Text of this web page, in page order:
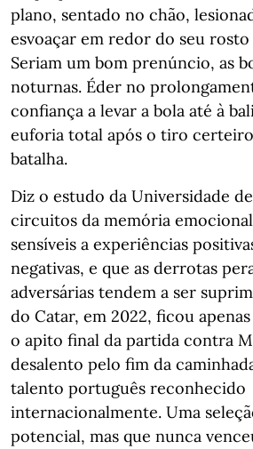
plano, sentado no chão,
esvoaçar em redor do seu
Seriam um bom prenúncio, as
noturnas. Éder no
confiança a levar a bola até à
euforia total após o tiro
batalha.
Diz o estudo da Universidade
circuitos da memória
sensíveis a experiências
negativas, e que as derrotas
adversárias tendem a ser
do Catar, em 2022, ficou
o apito final da partida contra
desalento pelo fim da
talento português reconhecido
internacionalmente. Uma
potencial, mas que nunca